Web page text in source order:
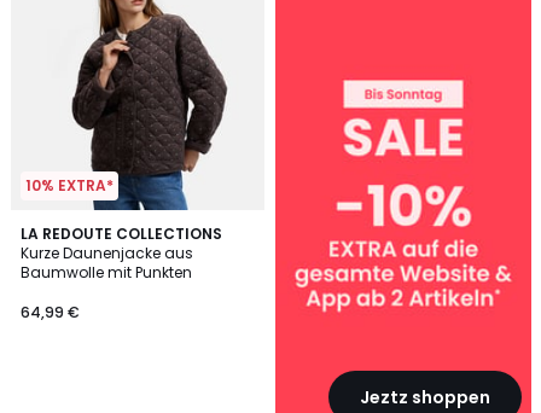
10% EXTRA*
LA REDOUTE COLLECTIONS
Kurze Daunenjacke aus
Baumwolle mit Punkten
64,99 €
Jeztz shoppen
Artikeln*